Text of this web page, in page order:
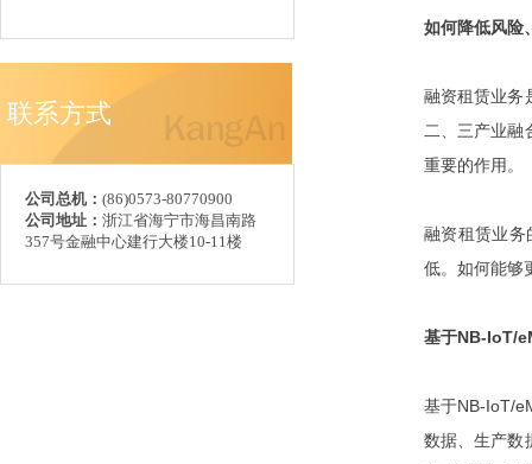
联系方式
公司总机： (86)0573-80770900
公司地址： 浙江省海宁市海昌南路
357号金融中心建行大楼10-11楼
如何降低风险
融资租赁业务
二、三产业融
重要的作用。
融资租赁业务
低。如何能够
基于NB-IoT/
基于NB-IoT/
数据、生产数